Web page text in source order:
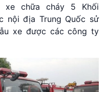
xe chữa cháy 5 Khối
nội địa Trung Quốc sử
xe được các công ty